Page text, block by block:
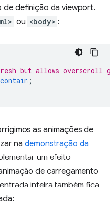
de definição da viewport.
ou <body> :
but allows overscroll
contain ;
as animações de
na demonstração da
um efeito
de carregamento
inteira também fica